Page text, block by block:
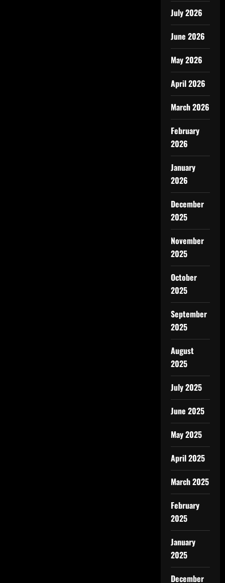
July 2026
June 2026
May 2026
April 2026
March 2026
February
2026
January
2026
December
2025
November
2025
October
2025
September
2025
August
2025
July 2025
June 2025
May 2025
April 2025
March 2025
February
2025
January
2025
December